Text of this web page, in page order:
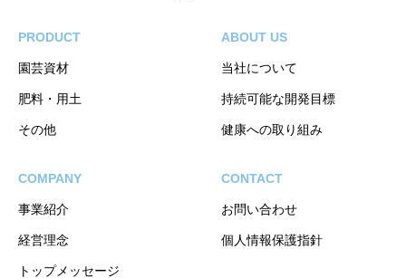
PRODUCT
園芸資材
肥料・用土
その他
ABOUT US
当社について
持続可能な開発目標
健康への取り組み
COMPANY
事業紹介
経営理念
トップメッセージ
CONTACT
お問い合わせ
個人情報保護指針